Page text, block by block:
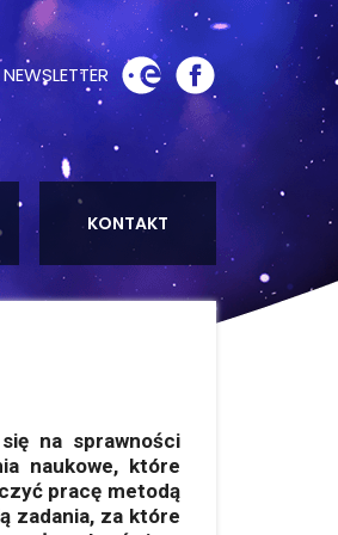
NEWSLETTER
KONTAKT
na sprawności
naukowe, które
pracę metodą
zadania, za które